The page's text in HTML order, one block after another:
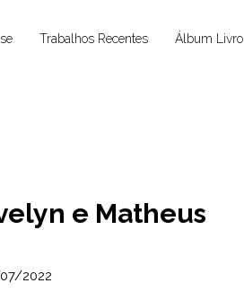
Trabalhos Recentes Álbum Livro
e Matheus
2022